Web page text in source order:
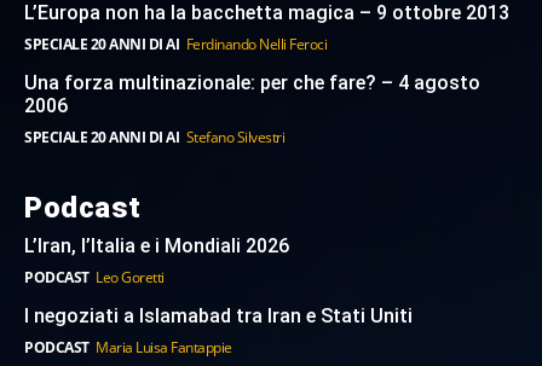
L’Europa non ha la bacchetta magica – 9 ottobre 2013
SPECIALE 20 ANNI DI AI Ferdinando Nelli Feroci
Una forza multinazionale: per che fare? – 4 agosto
2006
SPECIALE 20 ANNI DI AI Stefano Silvestri
Podcast
L’Iran, l’Italia e i Mondiali 2026
PODCAST Leo Goretti
I negoziati a Islamabad tra Iran e Stati Uniti
PODCAST Maria Luisa Fantappie